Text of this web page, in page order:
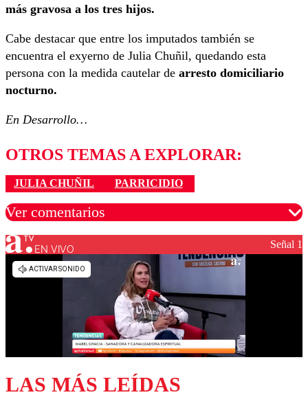
más gravosa a los tres hijos.
Cabe destacar que entre los imputados también se
encuentra el exyerno de Julia Chuñil, quedando esta
persona con la medida cautelar de arresto domiciliario
nocturno.
En Desarrollo…
OTROS TEMAS A EXPLORAR:
JULIA CHUÑIL PARRICIDIO
Ver comentarios
Los comentarios son moderados para garantizar un
diálogo respetuoso.
EN VIVO Señal 1
LAS MÁS LEÍDAS